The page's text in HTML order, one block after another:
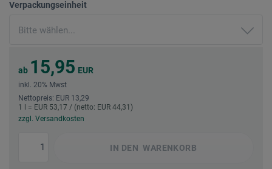
Verpackungseinheit
ab 15,95 EUR
inkl. 20% Mwst
Nettopreis: EUR 13,29
1 l = EUR 53,17 / (netto: EUR 44,31)
zzgl. Versandkosten
IN DEN WARENKORB